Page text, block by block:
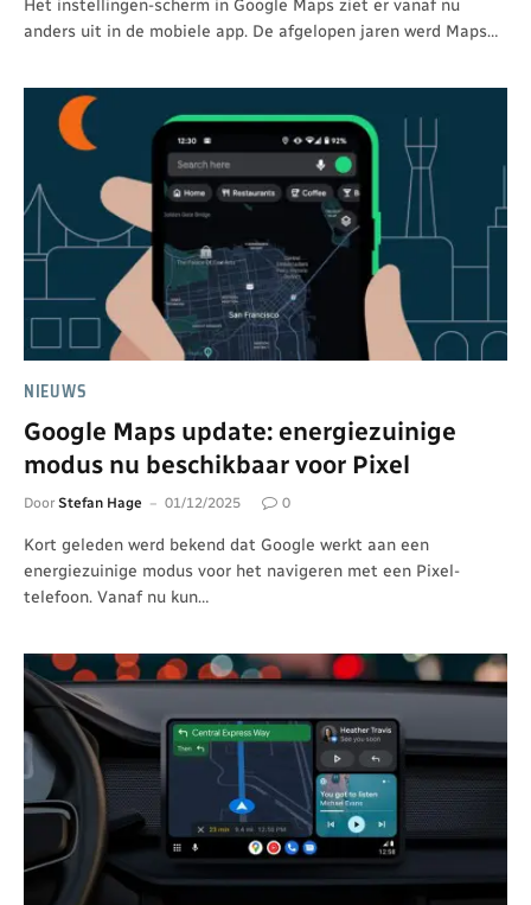
Het instellingen-scherm in Google Maps ziet er vanaf nu
anders uit in de mobiele app. De afgelopen jaren werd Maps…
NIEUWS
Google Maps update: energiezuinige
modus nu beschikbaar voor Pixel
Door Stefan Hage 01/12/2025 0
Kort geleden werd bekend dat Google werkt aan een
energiezuinige modus voor het navigeren met een Pixel-
telefoon. Vanaf nu kun…